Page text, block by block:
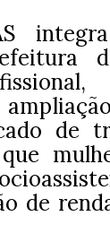
de
de